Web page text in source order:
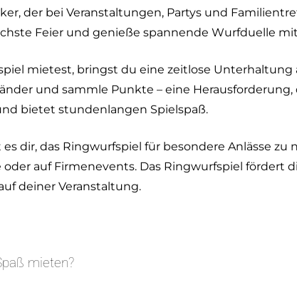
der bei Veranstaltungen, Partys und
Feier und genieße spannende Wurfduelle
mietest, bringst du eine zeitlose Unterhaltung
und sammle Punkte – eine
bietet stundenlangen Spielspaß.
dir, das Ringwurfspiel für besondere Anlässe
auf Firmenevents. Das Ringwurfspiel fördert
deiner Veranstaltung.
mieten?